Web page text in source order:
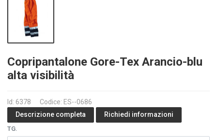
Copripantalone Gore-Tex Arancio-blu
alta visibilità
Id: 6378
Codice: ES--0686
Descrizione completa
Richiedi informazioni
TG.